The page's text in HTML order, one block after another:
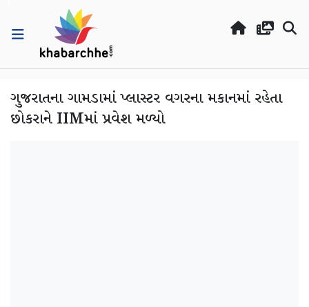
ગુજરાતના ગામડામાં પ્લાસ્ટર વગરના મકાનમાં રહેતા
છોકરાને IIMમાં પ્રવેશ મળ્યો